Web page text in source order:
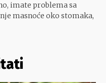
imate problema sa
masnoće oko stomaka,